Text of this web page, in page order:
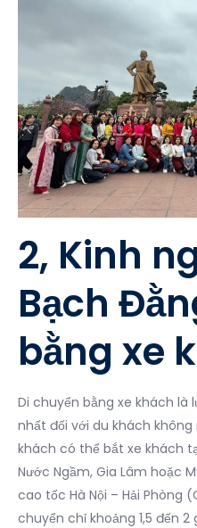
2, Kinh
Bạch
bằng xe
Di chuyển bằng xe khách là
nhất đối với du khách không
khách có thể bắt xe khách
Nước Ngầm, Gia Lâm hoặc
cao tốc Hà Nội – Hải Phòng
chuyển chỉ khoảng 1,5 đến